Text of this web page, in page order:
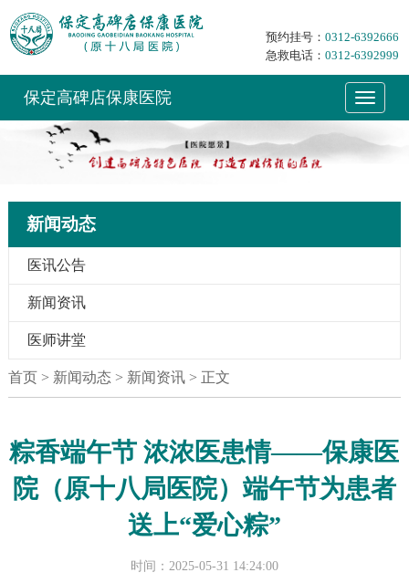
预约挂号： 0312-6392666
急救电话： 0312-6392999
保定高碑店保康医院
新闻动态
医讯公告
新闻资讯
医师讲堂
首页> 新闻动态 > 新闻资讯 > 正文
粽香端午节 浓浓医患情——保康医
院（原十八局医院）端午节为患者
送上“爱心粽”
时间：2025-05-31 14:24:00